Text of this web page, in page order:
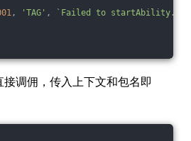
, 'TAG' ,
`Failed to
调佣，传入上下文和包名即